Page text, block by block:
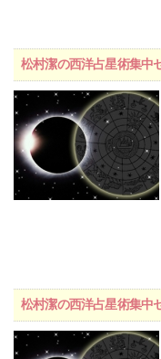
松村潔の西洋占星術集中
松村潔の西洋占星術集中